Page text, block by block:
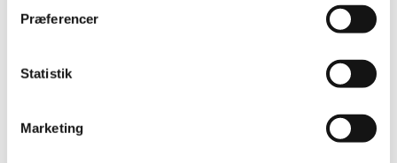
Præferencer
Statistik
Marketing
2012 (44)
maj (1)